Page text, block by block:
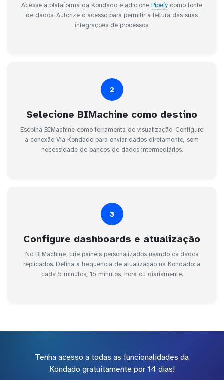
Acesse a plataforma da Kondado e adicione Pipefy como fonte
de dados. Autorize o acesso para permitir a leitura das suas
integrações de processos.
2
Selecione BIMachine como destino
Escolha BIMachine como ferramenta de visualização. Configure
a conexão Via Kondado para enviar dados diretamente, sem
necessidade de bancos de dados intermediários.
3
Configure dashboards e atualização
No BIMachine, crie painéis personalizados usando os dados
replicados. Defina a frequência de atualização na Kondado: a
cada 5 minutos, 15 minutos, hora ou diariamente.
Tenha acesso a todas as funcionalidades da
Kondado gratuitamente por 14 dias!